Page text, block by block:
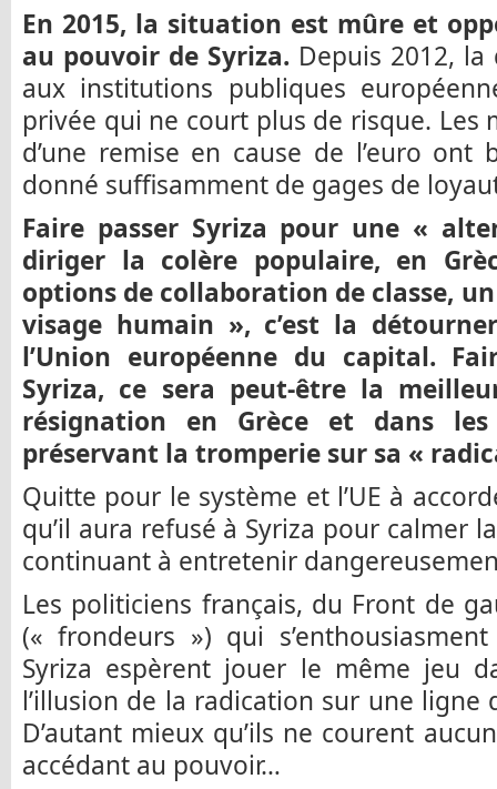
En 2015, la situation est mûre et
au pouvoir de Syriza. Depuis 2012,
aux institutions publiques
privée qui ne court plus de risque. Les
d’une remise en cause de l’euro ont
donné suffisamment de gages de
Faire passer Syriza pour une «
diriger la colère populaire, en
options de collaboration de classe,
visage humain », c’est la
l’Union européenne du capital.
Syriza, ce sera peut-être la
résignation en Grèce et dans
préservant la tromperie sur sa «
Quitte pour le système et l’UE à
qu’il aura refusé à Syriza pour calmer
continuant à entretenir
Les politiciens français, du Front de
(« frondeurs ») qui
Syriza espèrent jouer le même jeu
l’illusion de la radication sur une ligne
D’autant mieux qu’ils ne courent
accédant au pouvoir…